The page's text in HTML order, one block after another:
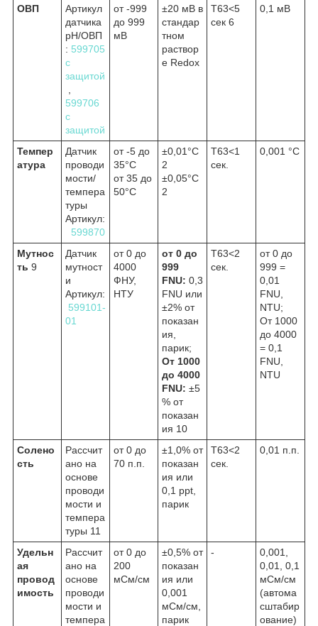
ОВП
Артикул
датчика
pH/ОВП
: 599705
с
защитой
599706
с
защитой
от -999
до 999
мВ
±20 мВ в
стандар
тном
раствор
е Redox
Т63<5
сек 6
0,1 мВ
Темпер
атура
Датчик
проводи
мости/
темпера
туры
Артикул:
599870
от -5 до
35°С
от 35 до
50°С
±0,01°С
2
±0,05°С
2
Т63<1
сек.
0,001 °С
Мутнос
ть 9
Датчик
мутност
и
Артикул:
599101-
01
от 0 до
4000
ФНУ,
НТУ
от 0 до
999
FNU: 0,3
FNU или
±2% от
показан
ия,
парик;
От 1000
до 4000
FNU: ±5
% от
показан
ия 10
Т63<2
сек.
от 0 до
999 =
0,01
FNU,
NTU;
От 1000
до 4000
= 0,1
FNU,
NTU
Солено
сть
Рассчит
ано на
основе
проводи
мости и
темпера
туры 11
от 0 до
70 п.п.
±1,0% от
показан
ия или
0,1 ppt,
парик
Т63<2
сек.
0,01 п.п.
Удельн
ая
провод
имость
Рассчит
ано на
основе
проводи
мости и
темпера
от 0 до
200
мСм/см
±0,5% от
показан
ия или
0,001
мСм/см,
парик
-
0,001,
0,01, 0,1
мСм/см
(автома
сштабир
ование)